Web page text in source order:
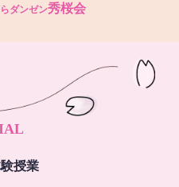
ダンゼン秀桜会
授業